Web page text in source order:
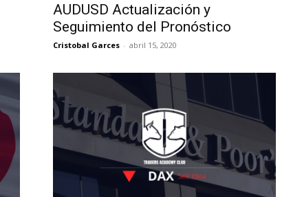
AUDUSD Actualización y
Seguimiento del Pronóstico
Cristobal Garces - abril 15, 2020